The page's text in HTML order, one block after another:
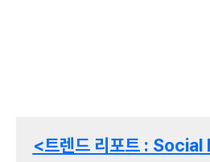
<트렌드 리포트 :